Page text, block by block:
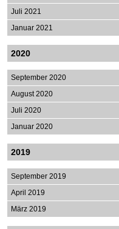
Juli 2021
Januar 2021
2020
September 2020
August 2020
Juli 2020
Januar 2020
2019
September 2019
April 2019
März 2019